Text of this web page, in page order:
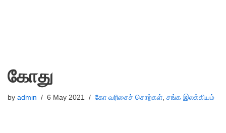
கோது
by admin 6 May 2021 கோ வரிசைச் சொற்கள், சங்க இலக்கியம்